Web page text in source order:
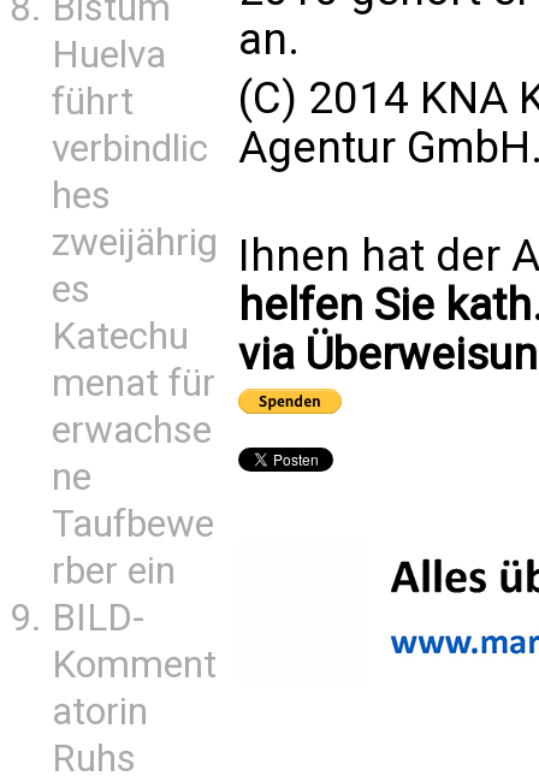
Huelva
führt
verbindlic
hes
zweijährig
es
Katechu
menat für
erwachse
ne
Taufbewe
rber ein
BILD-
Komment
atorin
Ruhs
an.
(C) 2014 KNA
Agentur
Ihnen hat der
helfen Sie
via